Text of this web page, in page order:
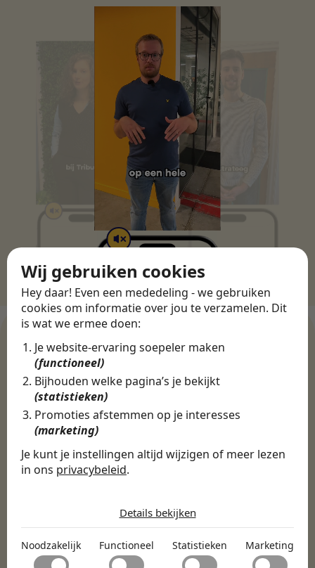
Wij gebruiken cookies
Hey daar! Even een mededeling - we gebruiken
cookies om informatie over jou te verzamelen. Dit
is wat we ermee doen:
Je website-ervaring soepeler maken
(functioneel)
Bijhouden welke pagina’s je bekijkt
(statistieken)
Promoties afstemmen op je interesses
(marketing)
Je kunt je instellingen altijd wijzigen of meer lezen
in ons privacybeleid.
Noodzakelijk
Noodzakelijke cookies helpen een website bruikbaar te
maken door basisfuncties zoals paginanavigatie en
Functioneel
Details bekijken
Noodzakelijk Functioneel Statistieken Marketing
Ontdek meer dan 500+
werkgevers
Finance, HR & administratie ICT
Horeca & Retail
Marketing & Communicatie
Zorg & Welzijn